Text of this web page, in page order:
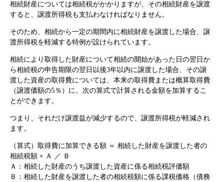
相続財産については相続税がかかりますが、その相続財産を譲渡
すると、譲渡所得税も支払わなければなりません。
そのため、相続から一定の期間内に相続財産を譲渡した場合、譲
渡所得税を軽減する特例が設けられています。
相続により取得した財産について相続の開始があった日の翌日か
ら相続税の申告期限の翌日以後3年以内に譲渡した場合、その譲
渡した資産の取得費については、本来の取得費または概算取得費
（譲渡価額の5％）に、次の算式で計算される金額を加算するこ
とができます。
つまり、それだけ譲渡益が減少するので、譲渡所得税が軽減され
ます。
（算式）取得費に加算できる額 ＝ 相続した財産を譲渡した者の
相続税額 × Ａ ／ Ｂ
Ａ：相続した財産のうち譲渡した資産に係る相続税評価額
Ｂ：相続した財産を譲渡した者の相続税額に係る課税価格（債務